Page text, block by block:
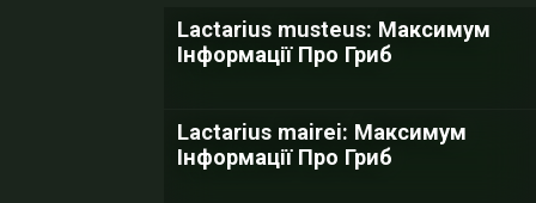
Lactarius musteus: Максимум
Інформації Про Гриб
Lactarius mairei: Максимум
Інформації Про Гриб